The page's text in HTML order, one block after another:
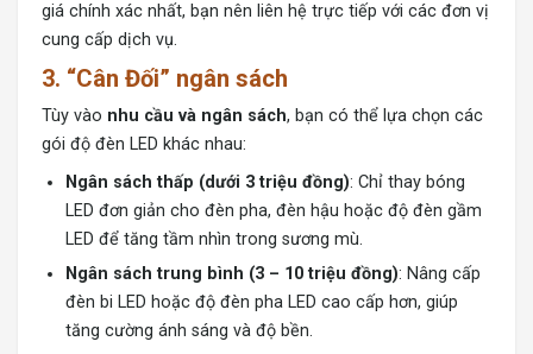
giá chính xác nhất, bạn nên liên hệ trực tiếp với các đơn vị
cung cấp dịch vụ.
3. “Cân Đối” ngân sách
Tùy vào nhu cầu và ngân sách, bạn có thể lựa chọn các
gói độ đèn LED khác nhau:
Ngân sách thấp (dưới 3 triệu đồng): Chỉ thay bóng
LED đơn giản cho đèn pha, đèn hậu hoặc độ đèn gầm
LED để tăng tầm nhìn trong sương mù.
Ngân sách trung bình (3 – 10 triệu đồng): Nâng cấp
đèn bi LED hoặc độ đèn pha LED cao cấp hơn, giúp
tăng cường ánh sáng và độ bền.